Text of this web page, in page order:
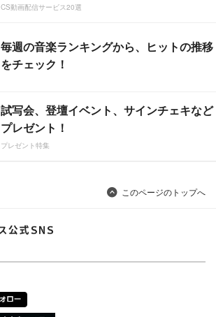
CS動画配信サービス20選
毎週の音楽ランキングから、ヒットの推移
をチェック！
試写会、登壇イベント、サインチェキなど
プレゼント！
プレゼント特集
このページのトップへ